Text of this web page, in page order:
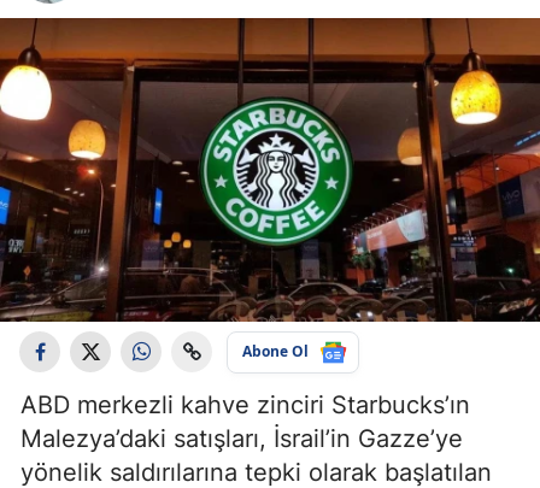
Abone Ol
ABD merkezli kahve zinciri Starbucks’ın
Malezya’daki satışları, İsrail’in Gazze’ye
yönelik saldırılarına tepki olarak başlatılan